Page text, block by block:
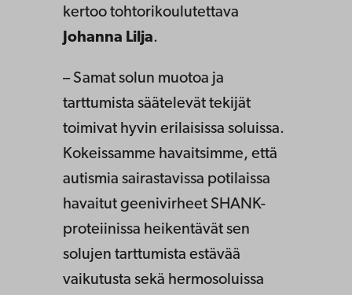
kertoo tohtorikoulutettava
Johanna Lilja.
– Samat solun muotoa ja
tarttumista säätelevät tekijät
toimivat hyvin erilaisissa soluissa.
Kokeissamme havaitsimme, että
autismia sairastavissa potilaissa
havaitut geenivirheet SHANK-
proteiinissa heikentävät sen
solujen tarttumista estävää
vaikutusta sekä hermosoluissa